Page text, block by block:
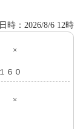
時：2026/8/6 12時
×
６０
×